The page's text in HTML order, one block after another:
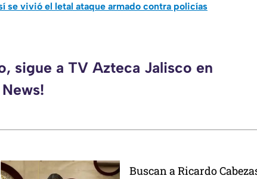
se vivió el letal ataque armado contra policías
sigue a TV Azteca Jalisco en
Buscan a Ricardo